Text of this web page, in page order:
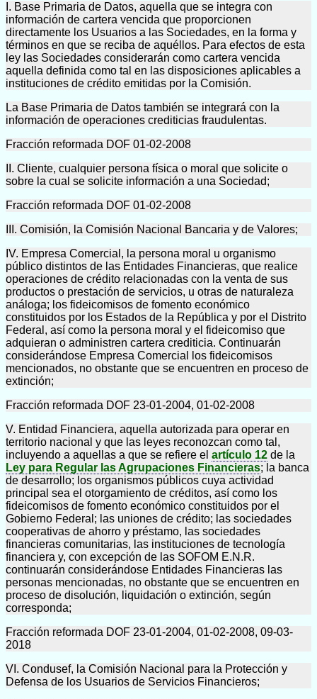
I. Base Primaria de Datos, aquella que se integra con
información de cartera vencida que proporcionen
directamente los Usuarios a las Sociedades, en la forma y
términos en que se reciba de aquéllos. Para efectos de esta
ley las Sociedades considerarán como cartera vencida
aquella definida como tal en las disposiciones aplicables a
instituciones de crédito emitidas por la Comisión.
La Base Primaria de Datos también se integrará con la
información de operaciones crediticias fraudulentas.
Fracción reformada DOF 01-02-2008
II. Cliente, cualquier persona física o moral que solicite o
sobre la cual se solicite información a una Sociedad;
Fracción reformada DOF 01-02-2008
III. Comisión, la Comisión Nacional Bancaria y de Valores;
IV. Empresa Comercial, la persona moral u organismo
público distintos de las Entidades Financieras, que realice
operaciones de crédito relacionadas con la venta de sus
productos o prestación de servicios, u otras de naturaleza
análoga; los fideicomisos de fomento económico
constituidos por los Estados de la República y por el Distrito
Federal, así como la persona moral y el fideicomiso que
adquieran o administren cartera crediticia. Continuarán
considerándose Empresa Comercial los fideicomisos
mencionados, no obstante que se encuentren en proceso de
extinción;
Fracción reformada DOF 23-01-2004, 01-02-2008
V. Entidad Financiera, aquella autorizada para operar en
territorio nacional y que las leyes reconozcan como tal,
incluyendo a aquellas a que se refiere el artículo 12 de la
Ley para Regular las Agrupaciones Financieras; la banca
de desarrollo; los organismos públicos cuya actividad
principal sea el otorgamiento de créditos, así como los
fideicomisos de fomento económico constituidos por el
Gobierno Federal; las uniones de crédito; las sociedades
cooperativas de ahorro y préstamo, las sociedades
financieras comunitarias, las instituciones de tecnología
financiera y, con excepción de las SOFOM E.N.R.
continuarán considerándose Entidades Financieras las
personas mencionadas, no obstante que se encuentren en
proceso de disolución, liquidación o extinción, según
corresponda;
Fracción reformada DOF 23-01-2004, 01-02-2008, 09-03-
2018
VI. Condusef, la Comisión Nacional para la Protección y
Defensa de los Usuarios de Servicios Financieros;